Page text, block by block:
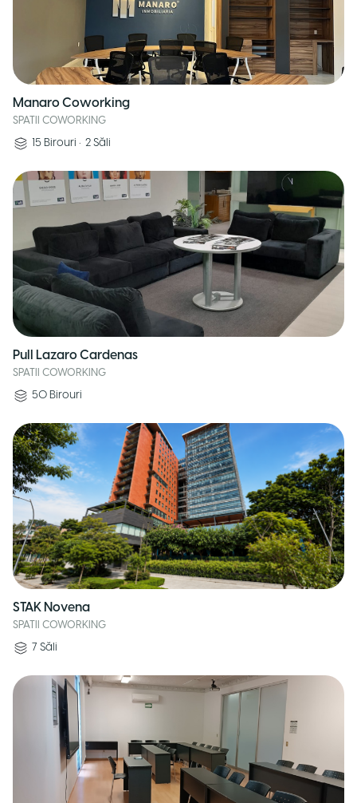
Manaro Coworking
SPATII COWORKING
15 Birouri • 2 Săli
Pull Lazaro Cardenas
SPATII COWORKING
50 Birouri
STAK Novena
SPATII COWORKING
7 Săli